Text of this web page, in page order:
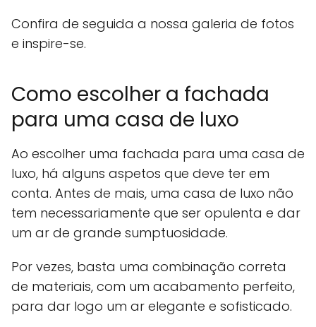
Confira de seguida a nossa galeria de fotos
e inspire-se.
Como escolher a fachada
para uma casa de luxo
Ao escolher uma fachada para uma casa de
luxo, há alguns aspetos que deve ter em
conta. Antes de mais, uma casa de luxo não
tem necessariamente que ser opulenta e dar
um ar de grande sumptuosidade.
Por vezes, basta uma combinação correta
de materiais, com um acabamento perfeito,
para dar logo um ar elegante e sofisticado.